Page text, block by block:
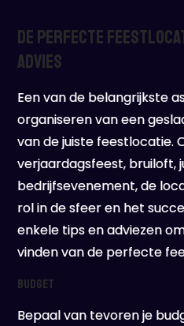
De Perfecte
Advies
Een van de belangrijkste
organiseren van een
van de juiste feestlocatie.
verjaardagsfeest, bruiloft,
bedrijfsevenement, de
rol in de sfeer en het
enkele tips en adviezen
vinden van de perfecte
Budget
Bepaal van tevoren je